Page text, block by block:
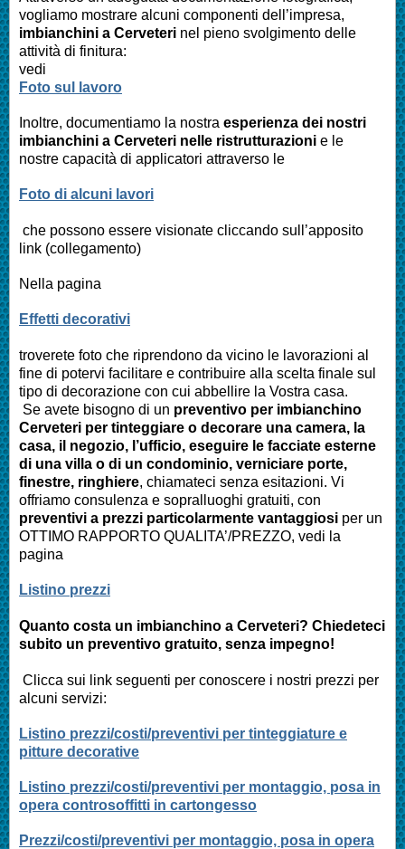
vogliamo mostrare alcuni componenti dell’impresa,
imbianchini a Cerveteri nel pieno svolgimento delle
attività di finitura:
vedi
Foto sul lavoro
Inoltre, documentiamo la nostra esperienza dei nostri
imbianchini a Cerveteri nelle ristrutturazioni e le
nostre capacità di applicatori attraverso le
Foto di alcuni lavori
che possono essere visionate cliccando sull’apposito
link (collegamento)
Nella pagina
Effetti decorativi
troverete foto che riprendono da vicino le lavorazioni al
fine di potervi facilitare e contribuire alla scelta finale sul
tipo di decorazione con cui abbellire la Vostra casa.
Se avete bisogno di un preventivo per imbianchino
Cerveteri per tinteggiare o decorare una camera, la
casa, il negozio, l’ufficio, eseguire le facciate esterne
di una villa o di un condominio, verniciare porte,
finestre, ringhiere, chiamateci senza esitazioni. Vi
offriamo consulenza e sopralluoghi gratuiti, con
preventivi a prezzi particolarmente vantaggiosi per un
OTTIMO RAPPORTO QUALITA’/PREZZO, vedi la
pagina
Listino prezzi
Quanto costa un imbianchino a Cerveteri? Chiedeteci
subito un preventivo gratuito, senza impegno!
Clicca sui link seguenti per conoscere i nostri prezzi per
alcuni servizi:
Listino prezzi/costi/preventivi per tinteggiature e
pitture decorative
Listino prezzi/costi/preventivi per montaggio, posa in
opera controsoffitti in cartongesso
Prezzi/costi/preventivi per montaggio, posa in opera